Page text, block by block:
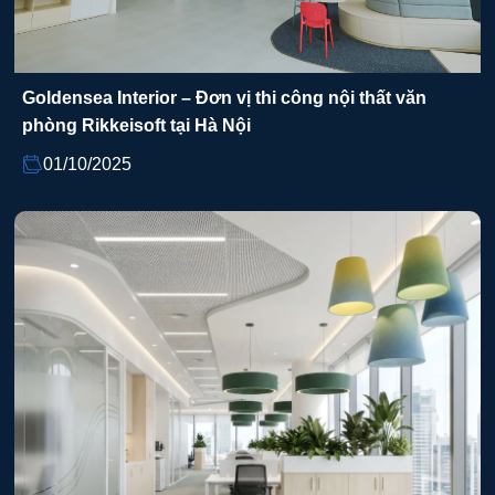
Goldensea Interior – Đơn vị thi công nội thất văn
phòng Rikkeisoft tại Hà Nội
01/10/2025